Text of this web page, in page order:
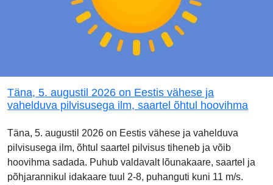
Täna, 5. augustil 2026 on Eestis vähese ja
vahelduva pilvisusega ilm, saartel õhtul hoovihma
Täna, 5. augustil 2026 on Eestis vähese ja vahelduva
pilvisusega ilm, õhtul saartel pilvisus tiheneb ja võib
hoovihma sadada. Puhub valdavalt lõunakaare, saartel ja
põhjarannikul idakaare tuul 2-8, puhanguti kuni 11 m/s.